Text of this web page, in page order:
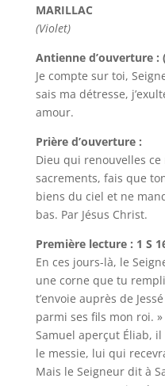
MARILLAC
(Violet)
Antienne d’ouverture :
Je compte sur toi,
sais ma détresse,
amour.
Prière d’ouverture :
Dieu qui renouvelles
sacrements, fais que
biens du ciel et ne
bas. Par Jésus Christ.
Première lecture : 1 S
En ces jours-là, le
une corne que tu
t’envoie auprès de
parmi ses fils mon roi.
Samuel aperçut Éliab, il
le messie, lui qui
Mais le Seigneur dit à